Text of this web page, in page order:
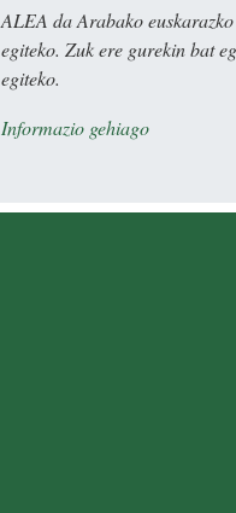
ALEA da Arabako
egiteko. Zuk ere gurekin bat
egiteko.
Informazio gehiago